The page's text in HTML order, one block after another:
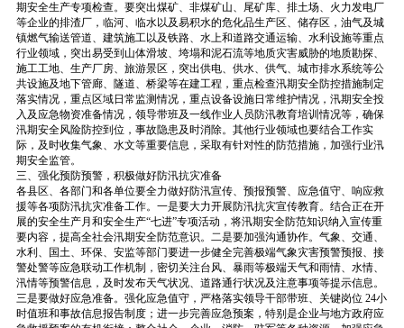
期安全生产专项检查。要突出煤矿、非煤矿山、尾矿库、排土场、火力发电厂
等企业的排渣厂，临河、临水以及易积水的危化品生产区、储存区，油气及城
镇燃气输送管道、建筑施工以及铁路、水上和道路交通运输、水利设施等重点
行业领域，突出易受到山体滑坡、垮塌和泥石流等地质灾害威胁的地质勘探、
施工工地、生产厂房、旅游景区，突出供电、供水、供气、城市排水系统等公
共设施及地下管廊、隧道、桥梁等在建工程，重点检查汛期安全防控措施制定
落实情况，重点区域日常监测情况，重点设备设施日常维护情况，汛期安全投
入及应急物资准备情况，领导带班及一线作业人员防汛教育培训情况等，确保
汛期安全风险防控到位，事故隐患及时消除。其他行业领域也要结合工作实
际，及时收集气象、水文等重要信息，采取有针对性的防范措施，加强行业汛
期安全监管。
三、强化预防预警，积极做好防汛抗灾准备
各县区、各部门和各单位要全力做好防汛宣传、预报预警、应急值守、响应救
援等各项防汛抗灾准备工作。一是要大力开展防汛抗灾宣传教育。结合正在开
展的安全生产月和安全生产“七进”专项活动，将汛期安全防范知识纳入宣传重
要内容，提高全社会汛期安全防范意识。二是要加强沟通协作。气象、交通、
水利、国土、环保、安监等部门要进一步健全完善极端气象灾害预警预报、接
警处警等应急联动工作机制，密切关注台风、暴雨等极端天气和雨情、水情、
汛情等预警信息，及时发布天气状况、道路通行状况及注意事项等提示信息。
三是要做好应急准备。强化应急值守，严格落实领导干部带班、关键岗位 24小
时值班和事故信息报告制度；进一步完善应急预案，特别是企业与地方政府应